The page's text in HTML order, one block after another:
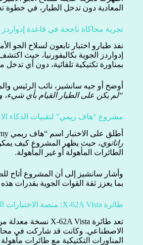
المعادية دون تدخل الطيار، في خطوة
تجربة محاكاة ناجحة في قاعدة إدواردز
إدواردز الجوية بكاليفورنيا، حيث
بمناورة تكتيكية تلقائية، دون أي تدخل
أوضح أو جيه سانشيز، نائب الرئيس
“لم يكن على الطيار القيام بأي شيء،
مشروع “هاف ريمي” لتقنيات الذكاء
أطلق على الاختبار اسم “هاف ريمي Have Remy”، في إشارة إلى القارض الماهر في فيلم ديزني
راتاتوي، حيث يظهر المشروع كيف
الطائرات المأهولة أو غير المأهولة.
وأشار سانشيز إلى أن المشروع أتاح
بما يعزز ثقة القوات الجوية بقدرات
طائرة X-62A Vista: منصة الاختبارات الذكية
المناورات التكتيكية مع طائرات